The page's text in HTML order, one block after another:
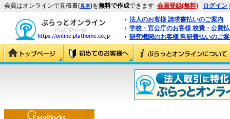
会員はオンラインで見積書(見本)を無料で作成できます 会員登録(無料) ログイン
法人のお客様 請求書払いのご案内
学校・官公庁のお客様 校費・公費
研究機関のお客様 科研費払いのご